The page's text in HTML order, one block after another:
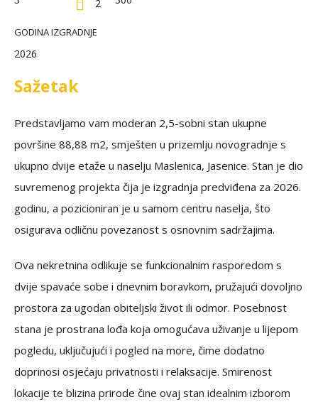
2
GODINA IZGRADNJE
2026
Sažetak
Predstavljamo vam moderan 2,5-sobni stan ukupne
površine 88,88 m2, smješten u prizemlju novogradnje s
ukupno dvije etaže u naselju Maslenica, Jasenice. Stan je dio
suvremenog projekta čija je izgradnja predviđena za 2026.
godinu, a pozicioniran je u samom centru naselja, što
osigurava odličnu povezanost s osnovnim sadržajima.
Ova nekretnina odlikuje se funkcionalnim rasporedom s
dvije spavaće sobe i dnevnim boravkom, pružajući dovoljno
prostora za ugodan obiteljski život ili odmor. Posebnost
stana je prostrana lođa koja omogućava uživanje u lijepom
pogledu, uključujući i pogled na more, čime dodatno
doprinosi osjećaju privatnosti i relaksacije. Smirenost
lokacije te blizina prirode čine ovaj stan idealnim izborom